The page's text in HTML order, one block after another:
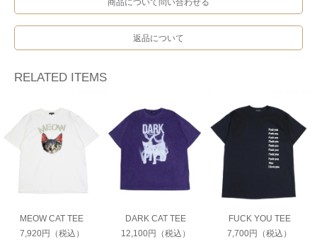
商品について問い合わせる
返品について
RELATED ITEMS
MEOW CAT TEE
7,920円（税込）
DARK CAT TEE
12,100円（税込）
FUCK YOU TEE
7,700円（税込）